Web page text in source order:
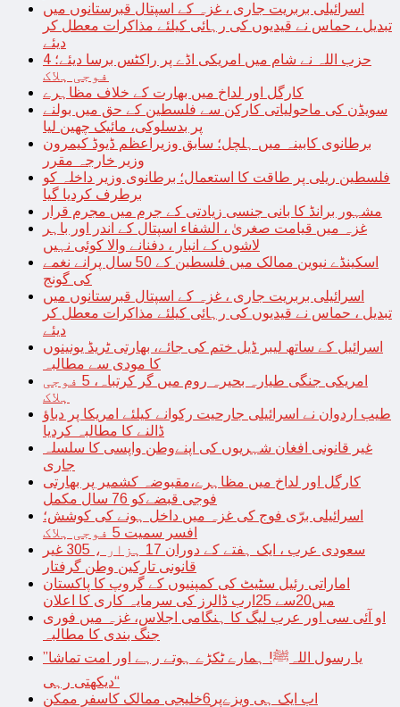
اسرائیلی بربریت جاری ، غزہ کے اسپتال قبرستانوں میں
تبدیل ، حماس نے قیدیوں کی رہائی کیلئے مذاکرات معطل کر
دیئے
حزب اللہ نے شام میں امریکی اڈے پر راکٹس برسا دیئے؛ 4
فوجی ہلاک
کارگل اور لداخ میں بھارت کے خلاف مظاہرے
سویڈن کی ماحولیاتی کارکن سے فلسطین کے حق میں بولنے
پر بدسلوکی، مائیک چھین لیا
برطانوی کابینہ میں ہلچل؛ سابق وزیراعظم ڈیوڈ کیمرون
وزیر خارجہ مقرر
فلسطین ریلی پر طاقت کا استعمال؛ برطانوی وزیر داخلہ کو
برطرف کردیا گیا
مشہور برانڈ کا بانی جنسی زیادتی کے جرم میں مجرم قرار
غزہ میں قیامت صغریٰ ، الشفاء اسپتال کے اندر اور باہر
لاشوں کے انبار ، دفنانے والا کوئی نہیں
اسکینڈے نیوین ممالک میں فلسطین کے 50 سال پرانے نغمے
کی گونج
اسرائیلی بربریت جاری ، غزہ کے اسپتال قبرستانوں میں
تبدیل ، حماس نے قیدیوں کی رہائی کیلئے مذاکرات معطل کر
دیئے
اسرائیل کے ساتھ لیبر ڈیل ختم کی جائے، بھارتی ٹریڈ یونینوں
کا مودی سے مطالبہ
امریکی جنگی طیارہ بحیرہ روم میں گر کرتباہ، 5 فوجی
ہلاک
طیب اردوان نے اسرائیلی جارحیت رکوانے کیلئے امریکا پر دباؤ
ڈالنے کا مطالبہ کردیا
غیر قانونی افغان شہریوں کی اپنےوطن واپسی کا سلسلہ
جاری
کارگل اور لداخ میں مظاہرے،مقبوضہ کشمیر پر بھارتی
فوجی قبضےکو 76 سال مکمل
اسرائیلی برّی فوج کی غزہ میں داخل ہونے کی کوشش؛
افسر سمیت 5 فوجی ہلاک
سعودی عرب ، ایک ہفتے کے دوران 17 ہزار ، 305 غیر
قانونی تارکین وطن گرفتار
اماراتی رئیل سٹیٹ کی کمپنیوں کے گروپ کا پاکستان
میں20سے 25ارب ڈالرز کی سرمایہ کاری کا اعلان
او آئی سی اور عرب لیگ کا ہنگامی اجلاس، غزہ میں فوری
جنگ بندی کا مطالبہ
’’یا رسول اللہﷺ! ہمارے ٹکڑے ہوتے رہے اور امت تماشا
دیکھتی رہی‘‘
اب ایک ہی ویزےپر6خلیجی ممالک کاسفر ممکن